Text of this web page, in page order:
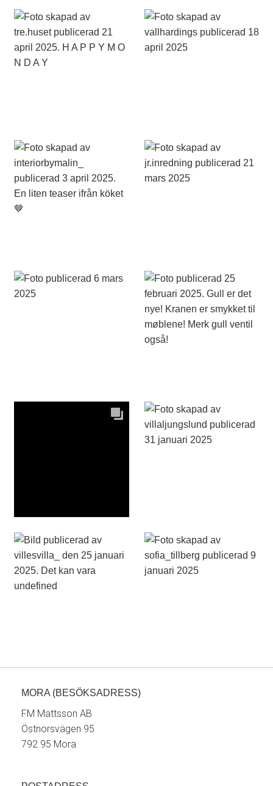
MORA (BESÖKSADRESS)
FM Mattsson AB
Östnorsvägen 95
792 95 Mora